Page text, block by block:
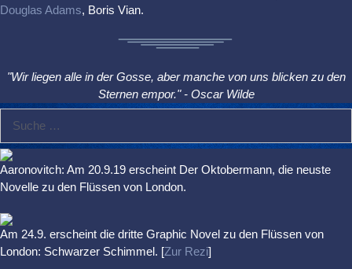
Douglas Adams, Boris Vian.
"Wir liegen alle in der Gosse, aber manche von uns blicken zu den
Sternen empor." - Oscar Wilde
nach:
Aaronovitch: Am 20.9.19 erscheint Der Oktobermann, die neuste
Novelle zu den Flüssen von London.
Am 24.9. erscheint die dritte Graphic Novel zu den Flüssen von
London: Schwarzer Schimmel. [Zur Rezi]